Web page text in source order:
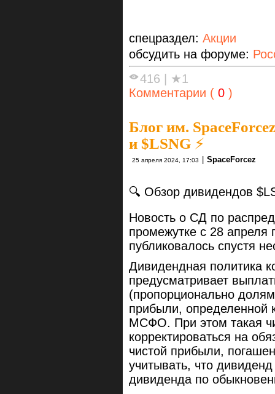
спецраздел: Акции
обсудить на форуме:
416 | ★1
Комментарии ( 0 )
Блог им. SpaceForcez
и $LSNG ⚡️
25 апреля 2024, 17:03 | SpaceForcez
🔍 Обзор дивидендов
Новость о СД по
промежутке с 28
публиковалось спустя
Дивидендная политика
предусматривает
(пропорционально
прибыли, определенной
МСФО. При этом такая
корректироваться на
чистой прибыли,
учитывать, что
дивиденда по